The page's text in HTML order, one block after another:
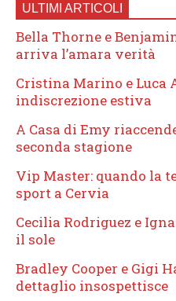
ULTIMI ARTICOLI
Bella Thorne e
arriva l’amara verità
Cristina Marino e Luca
indiscrezione estiva
A Casa di Emy
seconda stagione
Vip Master: quando la
sport a Cervia
Cecilia Rodriguez e
il sole
Bradley Cooper e Gigi
dettaglio insospettisce